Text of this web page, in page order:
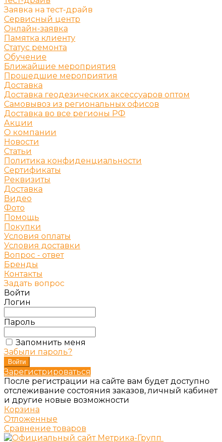
Заявка на тест-драйв
Сервисный центр
Онлайн-заявка
Памятка клиенту
Статус ремонта
Обучение
Ближайшие мероприятия
Прошедшие мероприятия
Доставка
Доставка геодезических аксессуаров оптом
Самовывоз из региональных офисов
Доставка во все регионы РФ
Акции
О компании
Новости
Статьи
Политика конфиденциальности
Сертификаты
Реквизиты
Доставка
Видео
Фото
Помощь
Покупки
Условия оплаты
Условия доставки
Вопрос - ответ
Бренды
Контакты
Задать вопрос
Войти
Логин
Пароль
Запомнить меня
Забыли пароль?
Зарегистрироваться
После регистрации на сайте вам будет доступно
отслеживание состояния заказов, личный кабинет
и другие новые возможности
Корзина
Отложенные
Сравнение товаров